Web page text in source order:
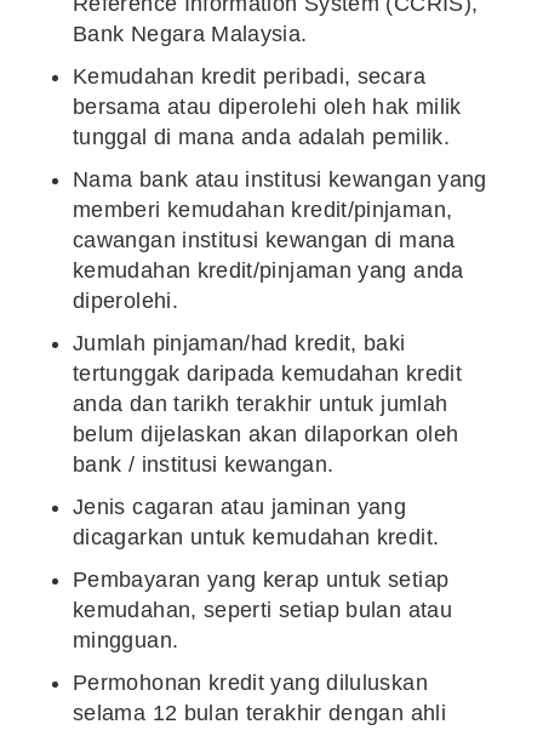
Bank Negara Malaysia.
Kemudahan kredit peribadi, secara
bersama atau diperolehi oleh hak milik
tunggal di mana anda adalah pemilik.
Nama bank atau institusi kewangan yang
memberi kemudahan kredit/pinjaman,
cawangan institusi kewangan di mana
kemudahan kredit/pinjaman yang anda
diperolehi.
Jumlah pinjaman/had kredit, baki
tertunggak daripada kemudahan kredit
anda dan tarikh terakhir untuk jumlah
belum dijelaskan akan dilaporkan oleh
bank / institusi kewangan.
Jenis cagaran atau jaminan yang
dicagarkan untuk kemudahan kredit.
Pembayaran yang kerap untuk setiap
kemudahan, seperti setiap bulan atau
mingguan.
Permohonan kredit yang diluluskan
selama 12 bulan terakhir dengan ahli